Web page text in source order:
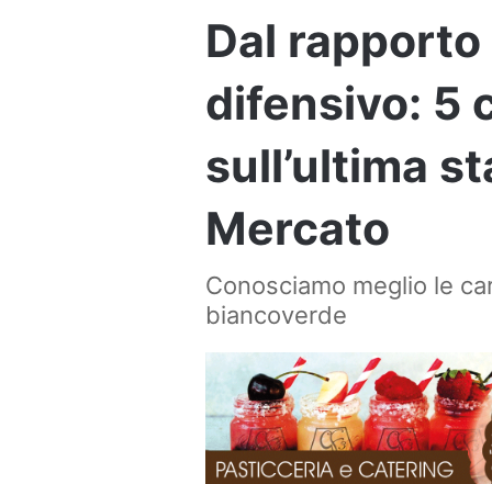
Dal
difensivo: 5
sull’ultima
Mercato
Conosciamo meglio le
biancoverde